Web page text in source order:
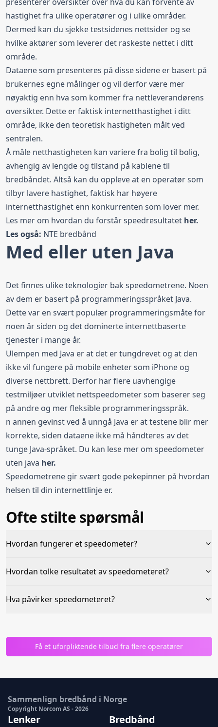
hastighet fra ulike operatører og i ulike områder.
Dermed kan du sjekke testsidenes nettsider og se
hvilke aktører som leverer det raskeste nettet i ditt
område.
Dataene som presenteres på disse sidene er basert på
brukernes egne målinger og vil derfor være mer
nøyaktig enn hva som kommer fra nettleverandørens
oversikter. Dette er faktisk internetthastighet i ditt
område, ikke den teoretisk hastigheten målt ved
sentralen.
Å måle netthastigheten kan variere fra bolig til bolig,
avhengig av lengde og tilstand på kablene til
bredbåndet. Altså kan du oppleve at en operatør som
tilbyr lavere hastighet, faktisk har høyere
internetthastighet enn konkurrenten som lover mer.
Les mer om hvordan du forstår speedresultatet her.
Les også: NTE bredbånd
Med eller uten Java
Det finnes ulike teknologier bak speedometrene. Noen
av dem er basert på programmeringsspråket Java.
Dette var en svært populær programmeringsmåte for
noen år siden og det dominerte internettbaserte
tjenester i mange år.
Ulempen med Java er at det er tungdrevet og at den
ikke vil fungere på mobile enheter som iPhone og
diverse nettbrett. Derfor har flere uavhengige
testmiljøer utviklet nettspeedometer som baserer seg
på andre og mer fleksible programmeringsspråk.
n annen gevinst ved å unngå Java er at testene blir mer
korrekte, siden dataene ikke må håndteres av det
tunge Java-språket. Du kan lese mer om speedometer
uten java her.
Speedometrene gir svært gode pekepinner på hvordan
helsen til din internettlinje er.
Ofte stilte spørsmål
Hvordan fungerer et speedometer?
Hvordan tolke resultatet av speedometeret?
Hva påvirker speedometeret?
Få et uforpliktende tilbud fra flere operatører
Sammenlign bredbånd i Norge
Copyright Norcom AS -2026
Lenker Bredbånd